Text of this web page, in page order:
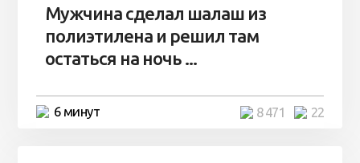
Мужчина сделал шалаш из
полиэтилена и решил там
остаться на ночь ...
6 минут 22
8 471